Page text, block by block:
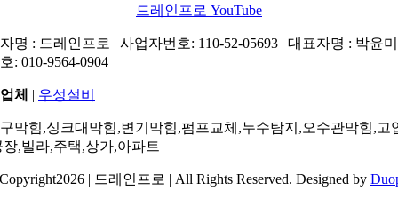
드레인프로 YouTube
명 : 드레인프로 | 사업자번호: 110-52-05693 | 대표자명 : 박윤
: 010-9564-0904
체 | 우성설비
막힘,싱크대막힘,변기막힘,펌프교체,누수탐지,오수관막힘,고
장,빌라,주택,상가,아파트
| 드레인프로 | All Rights Reserved. Designed by